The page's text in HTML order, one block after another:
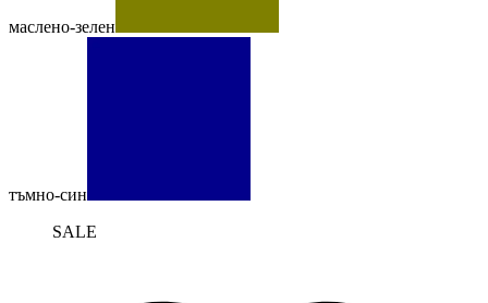
маслено-зелен
тъмно-син
SALE